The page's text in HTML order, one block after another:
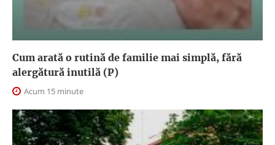
Cum arată o rutină de familie mai simplă, fără
alergătură inutilă (P)
Acum 15 minute